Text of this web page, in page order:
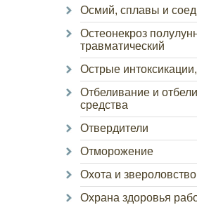
Осмий, сплавы и
Остеонекроз
травматический
Острые
Отбеливание и
средства
Отвердители
Отморожение
Охота и звероловство
Охрана здоровья